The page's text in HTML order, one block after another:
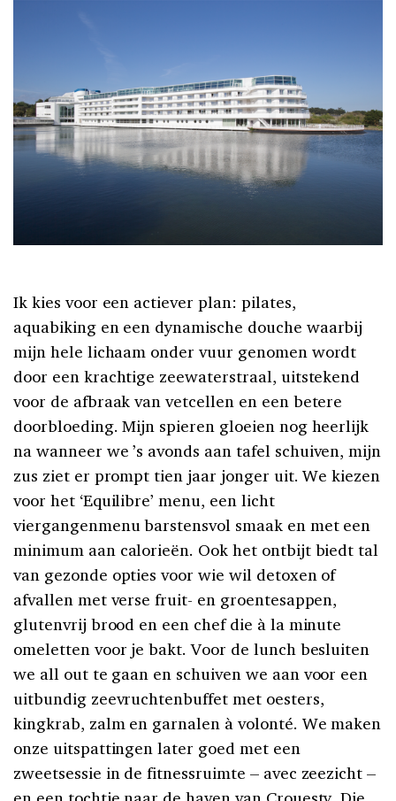
Ik kies voor een actiever plan: pilates,
aquabiking en een dynamische douche waarbij
mijn hele lichaam onder vuur genomen wordt
door een krachtige zeewaterstraal, uitstekend
voor de afbraak van vetcellen en een betere
doorbloeding. Mijn spieren gloeien nog heerlijk
na wanneer we ’s avonds aan tafel schuiven, mijn
zus ziet er prompt tien jaar jonger uit. We kiezen
voor het ‘Equilibre’ menu, een licht
viergangenmenu barstensvol smaak en met een
minimum aan calorieën. Ook het ontbijt biedt tal
van gezonde opties voor wie wil detoxen of
afvallen met verse fruit- en groentesappen,
glutenvrij brood en een chef die à la minute
omeletten voor je bakt. Voor de lunch besluiten
we all out te gaan en schuiven we aan voor een
uitbundig zeevruchtenbuffet met oesters,
kingkrab, zalm en garnalen à volonté. We maken
onze uitspattingen later goed met een
zweetsessie in de fitnessruimte – avec zeezicht –